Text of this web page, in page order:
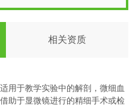
相关资质
用于教学实验中的解剖，微细血
助于显微镜进行的精细手术或检